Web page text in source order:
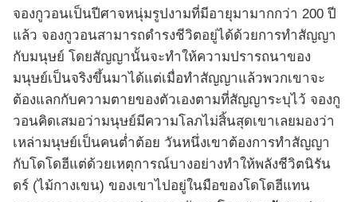
จองกูวอนเป็นปีศาจหนุ่มรูปงามที่มีอายุมามากกว่า 200 ปี
แล้ว จองกูวอนสามารถดำรงชีวิตอยู่ได้ด้วยการทำสัญญา
กับมนุษย์ โดยสัญญานั้นจะทำให้ความปรารถนาของ
มนุษย์เป็นจริงขึ้นมาได้แต่เมื่อทำสัญญาแล้วพวกเขาจะ
ต้องแลกกับความตายของตัวเองตามที่สัญญาระบุไว้ จองกู
วอนคิดเสมอว่ามนุษย์มีความโลภไม่สิ้นสุดเขาเลยมองว่า
เหล่ามนุษย์เป็นคนต่ำต้อย วันหนึ่งเขาต้องการทำสัญญา
กับโดโดฮีแต่ด้วยเหตุการณ์บางอย่างทำให้พลังชีวิตนิรัน
ดร์ (ไม้กางเขน) ของเขาไปอยู่ในมือของโดโดฮีแทน